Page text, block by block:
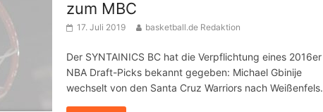
zum MBC
17. Juli 2019 basketball.de Redaktion
Der SYNTAINICS BC hat die Verpflichtung eines 2016er
NBA Draft-Picks bekannt gegeben: Michael Gbinije
wechselt von den Santa Cruz Warriors nach Weißenfels.